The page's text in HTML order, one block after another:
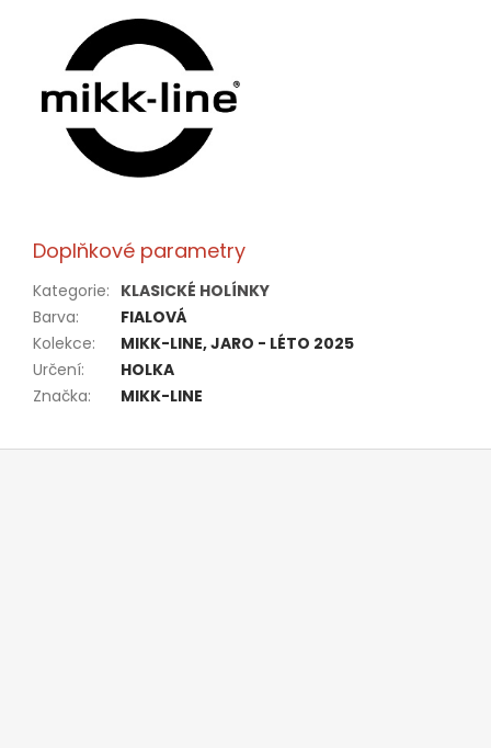
Doplňkové parametry
Kategorie: KLASICKÉ HOLÍNKY
Barva:
FIALOVÁ
Kolekce:
MIKK-LINE, JARO - LÉTO 2025
Určení:
HOLKA
Značka: MIKK-LINE
Z